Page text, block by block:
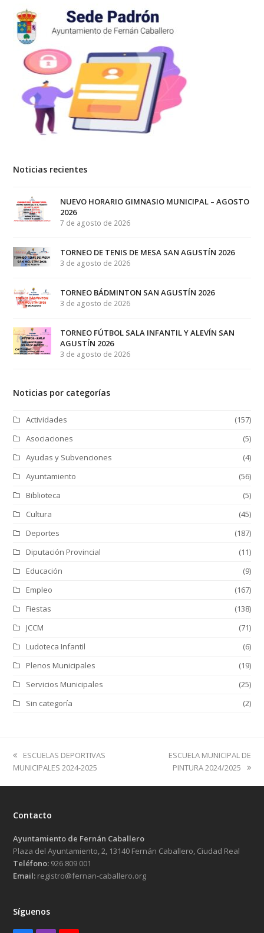
Noticias recientes
NUEVO HORARIO GIMNASIO MUNICIPAL – AGOSTO
2026
7 de agosto de 2026
TORNEO DE TENIS DE MESA SAN AGUSTÍN 2026
3 de agosto de 2026
TORNEO BÁDMINTON SAN AGUSTÍN 2026
3 de agosto de 2026
TORNEO FÚTBOL SALA INFANTIL Y ALEVÍN SAN
AGUSTÍN 2026
3 de agosto de 2026
Noticias por categorías
Actividades
(157)
Asociaciones
(5)
Ayudas y Subvenciones
(4)
Ayuntamiento
(56)
Biblioteca
(5)
Cultura
(45)
Deportes
(187)
Diputación Provincial
(11)
Educación
(9)
Empleo
(167)
Fiestas
(138)
JCCM
(71)
Ludoteca Infantil
(6)
Plenos Municipales
(19)
Servicios Municipales
(25)
Sin categoría
(2)
previous
post:
ESCUELAS DEPORTIVAS
MUNICIPALES 2024-2025
next
post:
ESCUELA MUNICIPAL DE
PINTURA 2024/2025
Contacto
Ayuntamiento de Fernán Caballero
Plaza del Ayuntamiento, 2, 13140 Fernán Caballero, Ciudad Real
Teléfono: 926 809 001
Email: registro@fernan-caballero.org
Síguenos